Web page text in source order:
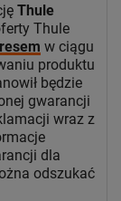
Thule
Thule
w ciągu
produktu
będzie
gwarancji
wraz z
dla
odszukać